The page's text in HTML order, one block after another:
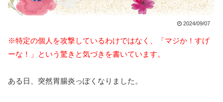
2024/09/07
※特定の個人を攻撃しているわけではなく、「マジか！すげ
ーな！」という驚きと気づきを書いています。
ある日、突然胃腸炎っぽくなりました。